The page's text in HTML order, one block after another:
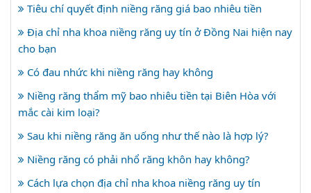
Tiêu chí quyết định niềng răng giá bao nhiêu tiền
Địa chỉ nha khoa niềng răng uy tín ở Đồng Nai hiện nay
cho bạn
Có đau nhức khi niềng răng hay không
Niềng răng thẩm mỹ bao nhiêu tiền tại Biên Hòa với
mắc cài kim loại?
Sau khi niềng răng ăn uống như thế nào là hợp lý?
Niềng răng có phải nhổ răng khôn hay không?
Cách lựa chọn địa chỉ nha khoa niềng răng uy tín